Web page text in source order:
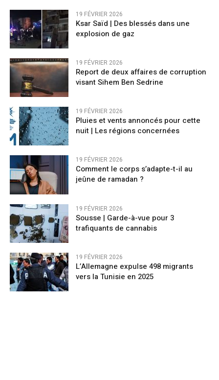
19 FÉVRIER 2026
Ksar Saïd | Des blessés dans une
explosion de gaz
19 FÉVRIER 2026
Report de deux affaires de corruption
visant Sihem Ben Sedrine
19 FÉVRIER 2026
Pluies et vents annoncés pour cette
nuit | Les régions concernées
19 FÉVRIER 2026
Comment le corps s’adapte-t-il au
jeûne de ramadan ?
19 FÉVRIER 2026
Sousse | Garde-à-vue pour 3
trafiquants de cannabis
19 FÉVRIER 2026
L’Allemagne expulse 498 migrants
vers la Tunisie en 2025